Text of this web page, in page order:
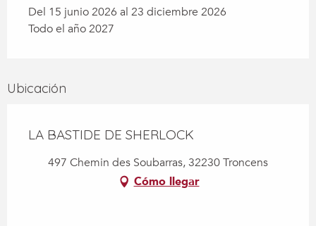
Del 15 junio 2026 al 23 diciembre 2026
Todo el año 2027
Ubicación
LA BASTIDE DE SHERLOCK
497 Chemin des Soubarras, 32230 Troncens
Cómo llegar